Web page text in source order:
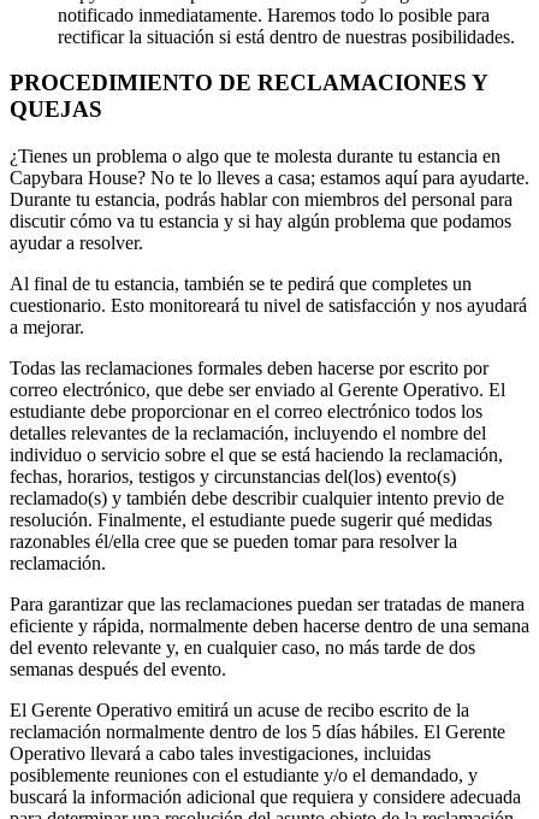
notificado inmediatamente. Haremos todo lo posible para
rectificar la situación si está dentro de nuestras posibilidades.
PROCEDIMIENTO DE RECLAMACIONES Y
QUEJAS
¿Tienes un problema o algo que te molesta durante tu estancia en
Capybara House? No te lo lleves a casa; estamos aquí para ayudarte.
Durante tu estancia, podrás hablar con miembros del personal para
discutir cómo va tu estancia y si hay algún problema que podamos
ayudar a resolver.
Al final de tu estancia, también se te pedirá que completes un
cuestionario. Esto monitoreará tu nivel de satisfacción y nos ayudará
a mejorar.
Todas las reclamaciones formales deben hacerse por escrito por
correo electrónico, que debe ser enviado al Gerente Operativo. El
estudiante debe proporcionar en el correo electrónico todos los
detalles relevantes de la reclamación, incluyendo el nombre del
individuo o servicio sobre el que se está haciendo la reclamación,
fechas, horarios, testigos y circunstancias del(los) evento(s)
reclamado(s) y también debe describir cualquier intento previo de
resolución. Finalmente, el estudiante puede sugerir qué medidas
razonables él/ella cree que se pueden tomar para resolver la
reclamación.
Para garantizar que las reclamaciones puedan ser tratadas de manera
eficiente y rápida, normalmente deben hacerse dentro de una semana
del evento relevante y, en cualquier caso, no más tarde de dos
semanas después del evento.
El Gerente Operativo emitirá un acuse de recibo escrito de la
reclamación normalmente dentro de los 5 días hábiles. El Gerente
Operativo llevará a cabo tales investigaciones, incluidas
posiblemente reuniones con el estudiante y/o el demandado, y
buscará la información adicional que requiera y considere adecuada